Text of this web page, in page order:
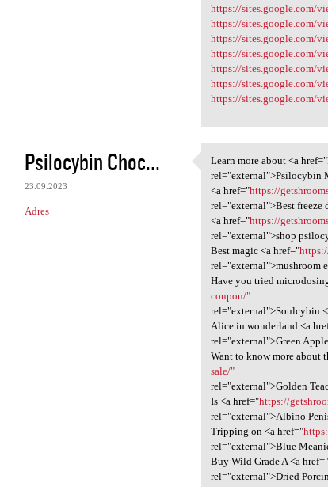
https://sites.google.com/
https://sites.google.com/
https://sites.google.com/
https://sites.google.com/
https://sites.google.com/
https://sites.google.com/
https://sites.google.com/
Psilocybin Choc...
23.09.2023
Adres
Learn more about
Learn more about <a href="
rel="external">Psilocybin
<a href="https://
rel="external">Best freeze
<a href="https://
rel="external">shop
Best magic <a href="
rel="external">mushroom
Have you tried
coupon/"
rel="external">Soulcybin
Alice in wonderland <a
rel="external">Green
Want to know more about
sale/"
rel="external">Golden
Is <a href="https://
rel="external">Albino
Tripping on <a href="
rel="external">Blue
Buy Wild Grade A <a
rel="external">Dried